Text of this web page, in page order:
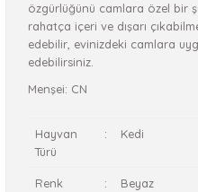
özgürlüğünü camlara özel bir
rahatça içeri ve dışarı
edebilir, evinizdeki camlara
edebilirsiniz.
Menşei: CN
Hayvan
Türü
: Kedi
Renk : Beyaz